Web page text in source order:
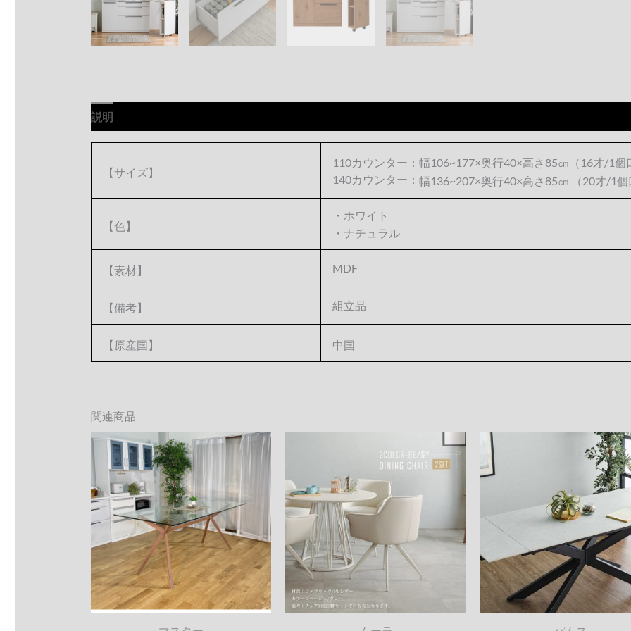
説明
【サイズ】
110カウンター：幅106~177×奥行40×高さ85㎝（16才/1個
140カウンター： 幅136~207×奥行40×高さ85㎝ （20才/1個
【色】
・ホワイト
・ナチュラル
【素材】 MDF
【備考】 組立品
【原産国】 中国
関連商品